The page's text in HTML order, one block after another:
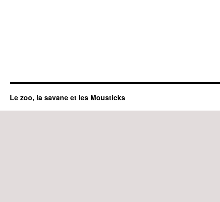
Le zoo, la savane et les Mousticks